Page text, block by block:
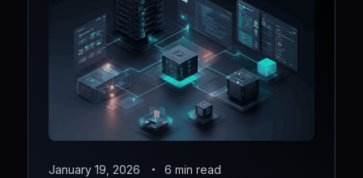
January 19, 2026 6 min read